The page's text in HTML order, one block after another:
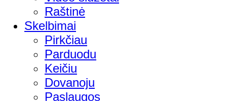
Raštinė
Skelbimai
Pirkčiau
Parduodu
Keičiu
Dovanoju
Paslaugos